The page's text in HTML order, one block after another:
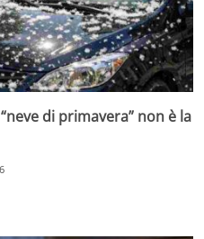
di primavera” non è la